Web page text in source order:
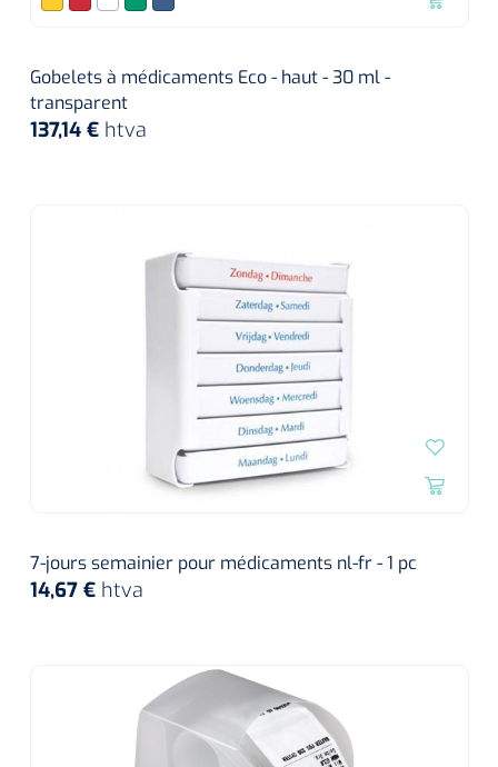
Gobelets à médicaments Eco - haut - 30 ml -
transparent
137,14 € htva
7-jours semainier pour médicaments nl-fr - 1 pc
14,67 € htva